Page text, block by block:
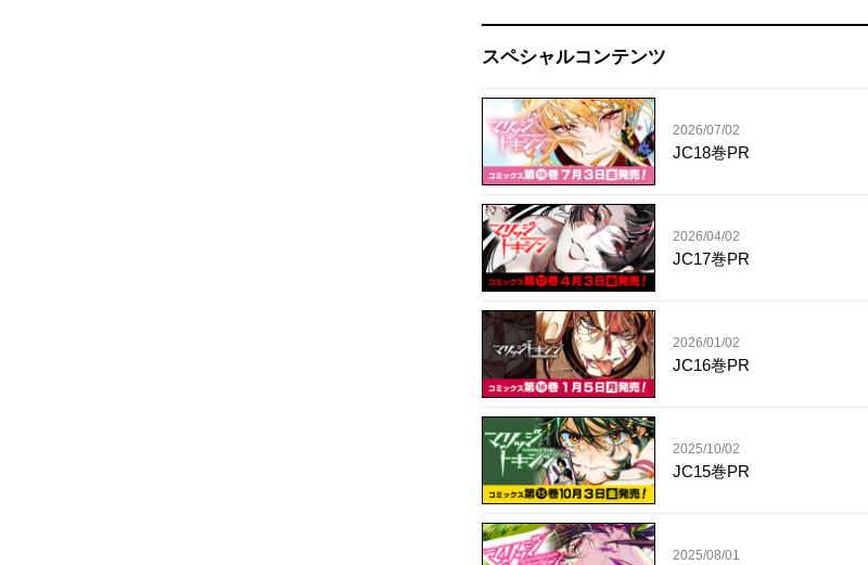
スペシャルコンテンツ
2026/07/02
JC18巻PR
2026/04/02
JC17巻PR
2026/01/02
JC16巻PR
2025/10/02
JC15巻PR
2025/08/01